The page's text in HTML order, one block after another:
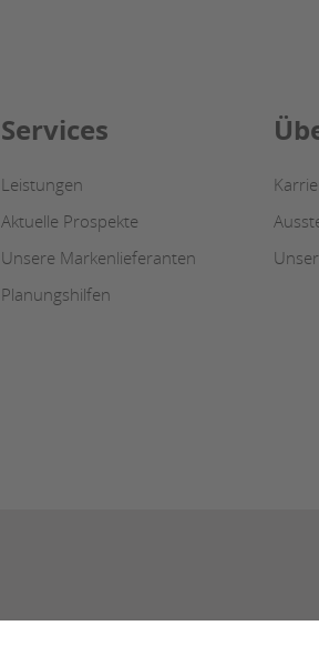
Services
Leistungen
Aktuelle Prospekte
Unsere Markenlieferanten
Planungshilfen